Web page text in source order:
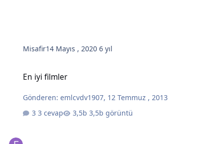
Misafir14 Mayıs , 20206 yıl
En iyi filmler
Gönderen:emlcvdv1907, 12 Temmuz , 2013
3 cevap
3,5b görüntü